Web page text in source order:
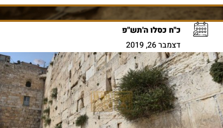
כ"ח כסלו ה'תש"פ
דצמבר 26, 2019